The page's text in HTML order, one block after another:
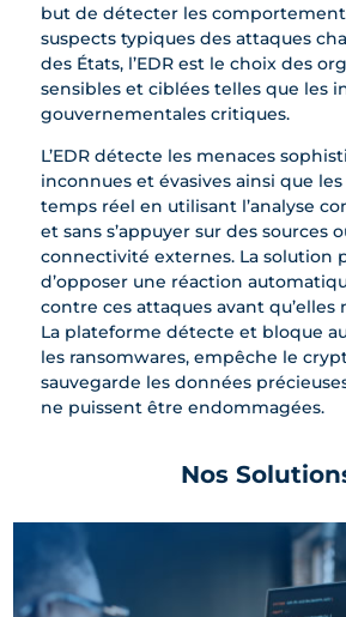
but de détecter les
suspects typiques des attaques
des États, l’EDR est le choix des
sensibles et ciblées telles que les
gouvernementales critiques.
L’EDR détecte les menaces
inconnues et évasives ainsi que
temps réel en utilisant l’analyse
et sans s’appuyer sur des sources
connectivité externes. La solution
d’opposer une réaction
contre ces attaques avant qu’elles
La plateforme détecte et bloque
les ransomwares, empêche le
sauvegarde les données
ne puissent être endommagées.
Nos